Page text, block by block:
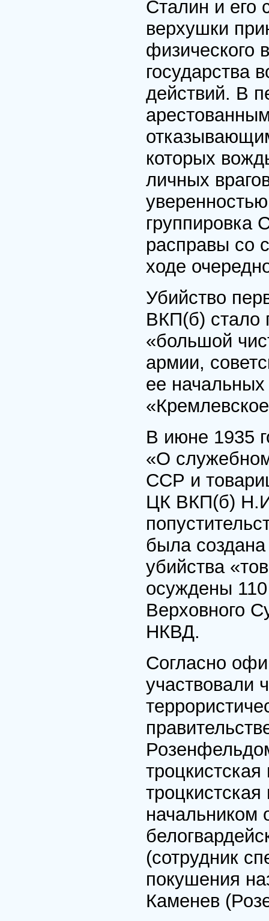
Сталин и его
верхушки
физического
государства
действий. В
которых
личных
группировка
расправы со
ходе
Убийство
ВКП(б) стало
«большой
армии,
ее
В июне 1935
«О
ССР и
ЦК ВКП(б)
была
убийства
осуждены
Верховного
НКВД.
Согласно
участвовали
(сотрудник
покушения
Каменев